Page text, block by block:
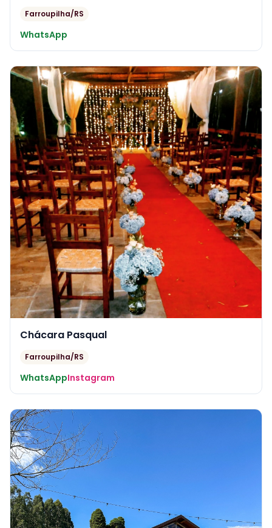
Farroupilha/RS
WhatsApp
Chácara Pasqual
Farroupilha/RS
WhatsAppInstagram